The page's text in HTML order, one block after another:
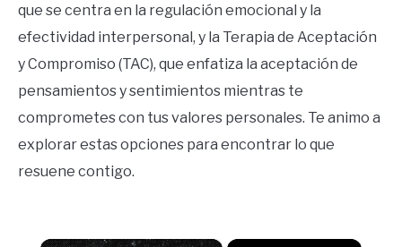
que se centra en la regulación emocional y la
efectividad interpersonal, y la Terapia de Aceptación
y Compromiso (TAC), que enfatiza la aceptación de
pensamientos y sentimientos mientras te
comprometes con tus valores personales. Te animo a
explorar estas opciones para encontrar lo que
resuene contigo.